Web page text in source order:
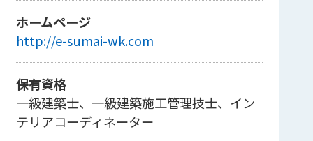
ホームページ
http://e-sumai-wk.com
保有資格
一級建築士、一級建築施工管理技士、イン
テリアコーディネーター